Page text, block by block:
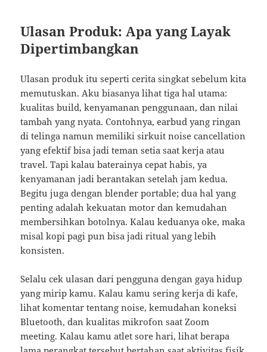
Ulasan Produk: Apa yang Layak
Dipertimbangkan
Ulasan produk itu seperti cerita singkat sebelum kita
memutuskan. Aku biasanya lihat tiga hal utama:
kualitas build, kenyamanan penggunaan, dan nilai
tambah yang nyata. Contohnya, earbud yang ringan
di telinga namun memiliki sirkuit noise cancellation
yang efektif bisa jadi teman setia saat kerja atau
travel. Tapi kalau baterainya cepat habis, ya
kenyamanan jadi berantakan setelah jam kedua.
Begitu juga dengan blender portable; dua hal yang
penting adalah kekuatan motor dan kemudahan
membersihkan botolnya. Kalau keduanya oke, maka
misal kopi pagi pun bisa jadi ritual yang lebih
konsisten.
Selalu cek ulasan dari pengguna dengan gaya hidup
yang mirip kamu. Kalau kamu sering kerja di kafe,
lihat komentar tentang noise, kemudahan koneksi
Bluetooth, dan kualitas mikrofon saat Zoom
meeting. Kalau kamu atlet sore hari, lihat berapa